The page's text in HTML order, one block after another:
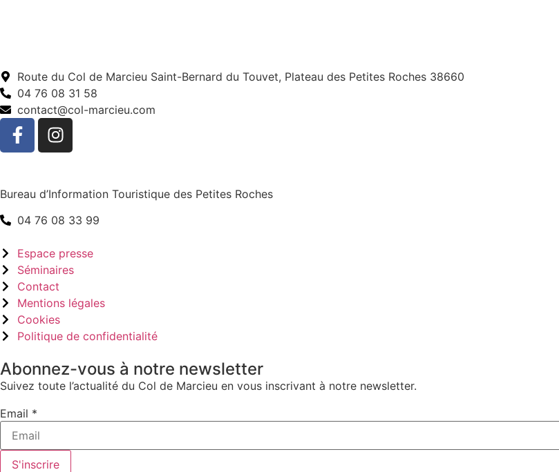
Route du Col de Marcieu Saint-Bernard du Touvet, Plateau des Petites Roches 38660
04 76 08 31 58
contact@col-marcieu.com
Bureau d’Information Touristique des Petites Roches
04 76 08 33 99
Espace presse
Séminaires
Contact
Mentions légales
Cookies
Politique de confidentialité
Abonnez-vous à notre newsletter
Suivez toute l’actualité du Col de Marcieu en vous inscrivant à notre newsletter.
Email
Email *
S'inscrire